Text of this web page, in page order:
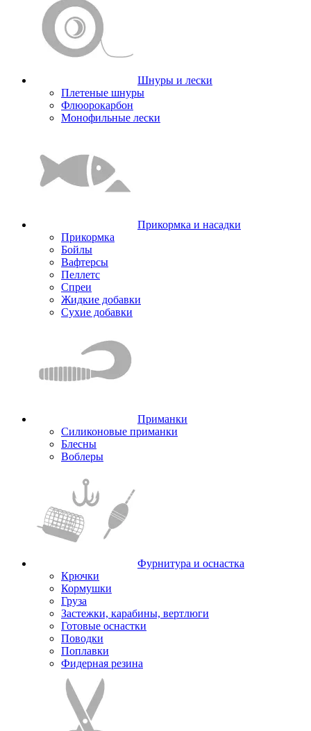
Шнуры и лески
Плетеные шнуры
Флюорокарбон
Монофильные лески
Прикормка и насадки
Прикормка
Бойлы
Вафтерсы
Пеллетс
Спреи
Жидкие добавки
Сухие добавки
Приманки
Силиконовые приманки
Блесны
Воблеры
Фурнитура и оснастка
Крючки
Кормушки
Груза
Застежки, карабины, вертлюги
Готовые оснастки
Поводки
Поплавки
Фидерная резина